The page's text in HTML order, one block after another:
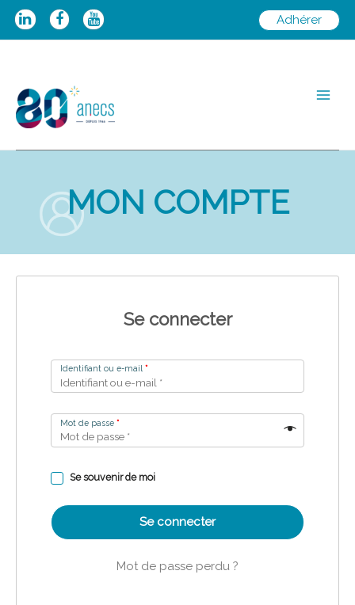
Aller
Adhérer
MON COMPTE
Se connecter
Identifiant ou e-mail *
Mot de passe *
Se souvenir de moi
Se connecter
Mot de passe perdu ?